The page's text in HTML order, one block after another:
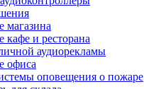
магазина
кафе и ресторана
аудиорекламы
офиса
оповещения о пожаре